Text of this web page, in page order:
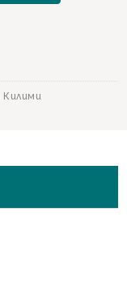
Килими